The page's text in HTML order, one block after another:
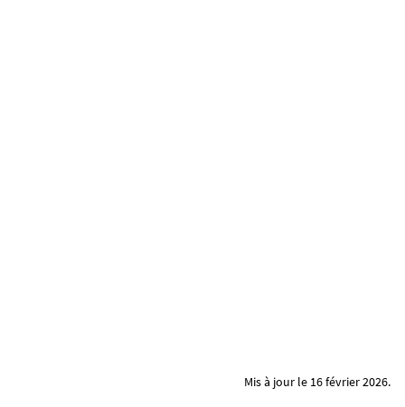
Mis à jour le 16 février 2026.